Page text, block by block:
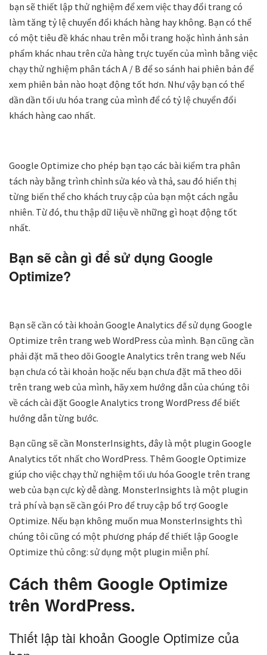
bạn sẽ thiết lập thử nghiệm để xem việc thay đổi trang có
làm tăng tỷ lệ chuyển đổi khách hàng hay không. Bạn có thể
có một tiêu đề khác nhau trên mỗi trang hoặc hình ảnh sản
phẩm khác nhau trên cửa hàng trực tuyến của mình bằng việc
chạy thử nghiệm phân tách A / B để so sánh hai phiên bản để
xem phiên bản nào hoạt động tốt hơn. Như vậy bạn có thể
dần dần tối ưu hóa trang của mình để có tỷ lệ chuyển đổi
khách hàng cao nhất.
Google Optimize cho phép bạn tạo các bài kiểm tra phân
tách này bằng trình chỉnh sửa kéo và thả, sau đó hiển thị
từng biến thể cho khách truy cập của bạn một cách ngẫu
nhiên. Từ đó, thu thập dữ liệu về những gì hoạt động tốt
nhất.
Bạn sẽ cần gì để sử dụng Google
Optimize?
Bạn sẽ cần có tài khoản Google Analytics để sử dụng Google
Optimize trên trang web WordPress của mình. Bạn cũng cần
phải đặt mã theo dõi Google Analytics trên trang web Nếu
bạn chưa có tài khoản hoặc nếu bạn chưa đặt mã theo dõi
trên trang web của mình, hãy xem hướng dẫn của chúng tôi
về cách cài đặt Google Analytics trong WordPress để biết
hướng dẫn từng bước.
Bạn cũng sẽ cần MonsterInsights, đây là một plugin Google
Analytics tốt nhất cho WordPress. Thêm Google Optimize
giúp cho việc chạy thử nghiệm tối ưu hóa Google trên trang
web của bạn cực kỳ dễ dàng. MonsterInsights là một plugin
trả phí và bạn sẽ cần gói Pro để truy cập bổ trợ Google
Optimize. Nếu bạn không muốn mua MonsterInsights thì
chúng tôi cũng có một phương pháp để thiết lập Google
Optimize thủ công: sử dụng một plugin miễn phí.
Cách thêm Google Optimize
trên WordPress.
Thiết lập tài khoản Google Optimize của